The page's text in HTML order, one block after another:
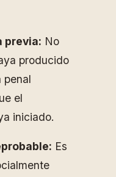
previa: No
producido
penal
el
iniciado.
Es